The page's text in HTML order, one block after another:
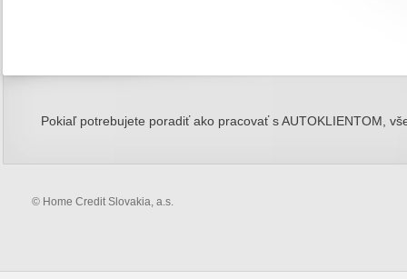
Pokiaľ potrebujete poradiť ako pracovať s AUTOKLIENTOM,
© Home Credit Slovakia, a.s.